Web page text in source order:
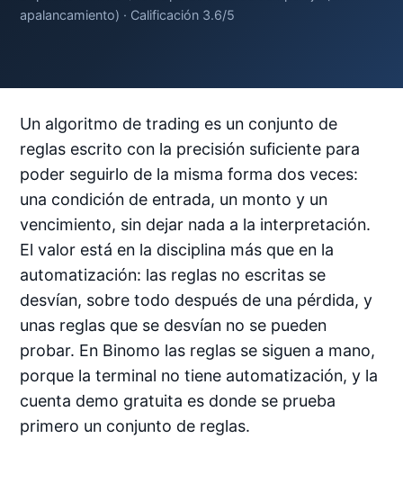
apalancamiento) · Calificación 3.6/5
Un algoritmo de trading es un conjunto de
reglas escrito con la precisión suficiente para
poder seguirlo de la misma forma dos veces:
una condición de entrada, un monto y un
vencimiento, sin dejar nada a la interpretación.
El valor está en la disciplina más que en la
automatización: las reglas no escritas se
desvían, sobre todo después de una pérdida, y
unas reglas que se desvían no se pueden
probar. En Binomo las reglas se siguen a mano,
porque la terminal no tiene automatización, y la
cuenta demo gratuita es donde se prueba
primero un conjunto de reglas.